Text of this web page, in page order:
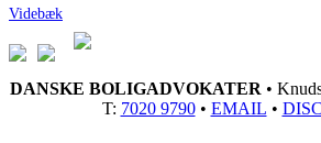
Videbæk
DANSKE BOLIGADVOKATER •
T: 7020 9790• EMAIL •